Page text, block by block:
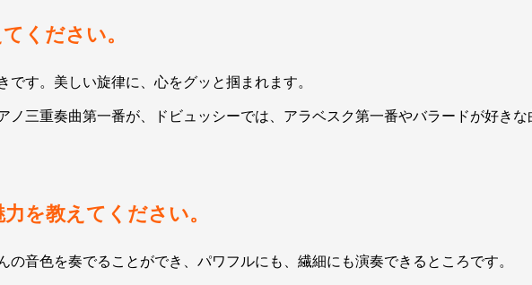
ください。
す。美しい旋律に、心をグッと掴まれます。
三重奏曲第一番が、ドビュッシーでは、アラベスク第一番やバラードが好きな
を教えてください。
音色を奏でることができ、パワフルにも、繊細にも演奏できるところです。